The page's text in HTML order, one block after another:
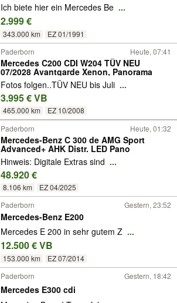
Ich biete hier ein Mercedes Be ...
2.999 €
343.000 km EZ 01/1991
Paderborn Heute, 07:41
Mercedes C200 CDI W204 TÜV NEU
07/2028 Avantgarde Xenon, Panorama
Fotos folgen..TÜV NEU bis Juli ...
3.995 € VB
465.000 km EZ 10/2008
Paderborn Heute, 01:32
Mercedes-Benz C 300 de AMG Sport
Advanced+ AHK Distr. LED Pano
Hinweis: Digitale Extras sind ...
48.920 €
8.106 km EZ 04/2025
Paderborn Gestern, 23:52
Mercedes-Benz E200
Mercedes E 200 in sehr gutem Z ...
12.500 € VB
153.000 km EZ 07/2014
Paderborn Gestern, 18:42
Mercedes E300 cdi